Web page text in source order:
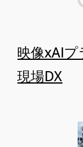
映像xAI
現場DX